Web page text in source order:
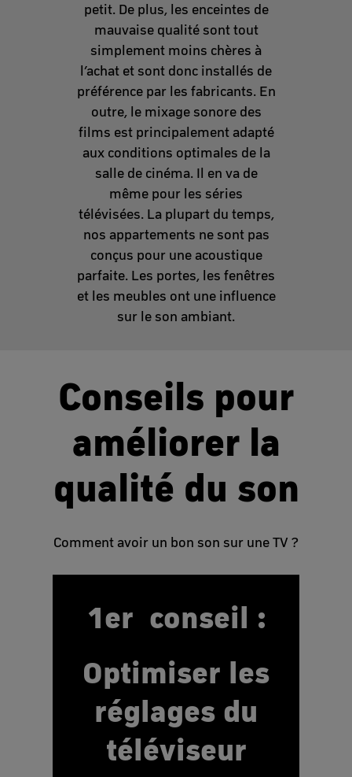
petit. De plus, les enceintes de
mauvaise qualité sont tout
simplement moins chères à
l’achat et sont donc installés de
préférence par les fabricants. En
outre, le mixage sonore des
films est principalement adapté
aux conditions optimales de la
salle de cinéma. Il en va de
même pour les séries
télévisées. La plupart du temps,
nos appartements ne sont pas
conçus pour une acoustique
parfaite. Les portes, les fenêtres
et les meubles ont une influence
sur le son ambiant.
Conseils pour
améliorer la
qualité du son
Comment avoir un bon son sur une TV ?
1er conseil :
Optimiser les
réglages du
téléviseur